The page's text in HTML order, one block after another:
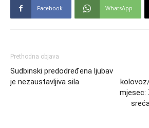
Facebook WhatsApp
Prethodna objava
Sudbinski predodređena ljubav
je nezaustavljiva sila
mjesec: